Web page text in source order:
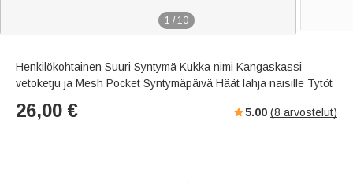
1 / 10
Henkilökohtainen Suuri Syntymä Kukka nimi Kangaskassi
vetoketju ja Mesh Pocket Syntymäpäivä Häät lahja naisille Tytöt
26,00 € 5.00 (8 arvostelut)